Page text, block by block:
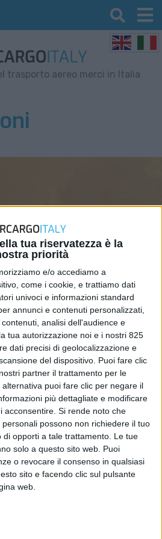
tua riservatezza è la
priorità
e/o accediamo a
come i cookie, e trattiamo dati
univoci e informazioni standard
annunci e contenuti personalizzati,
analisi dell'audience e
tua autorizzazione noi e i nostri 825
dati precisi di geolocalizzazione e
del dispositivo. Puoi fare clic
partner il trattamento per le
puoi fare clic per negare il
più dettagliate e modificare
acconsentire. Si rende noto che
possono non richiedere il tuo
di opporti a tale trattamento. Le tue
solo a questo sito web. Puoi
o revocare il consenso in qualsiasi
sito e facendo clic sul pulsante
web.
trasporto aereo merci in Italia
cargo l’incidente
del 2017